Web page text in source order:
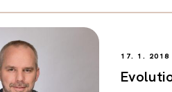
17. 1. 2018